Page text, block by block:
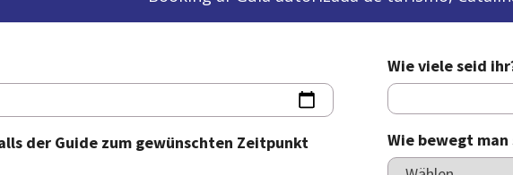
der Guide zum gewünschten Zeitpunkt
Wie viele seid
Wie bewegt